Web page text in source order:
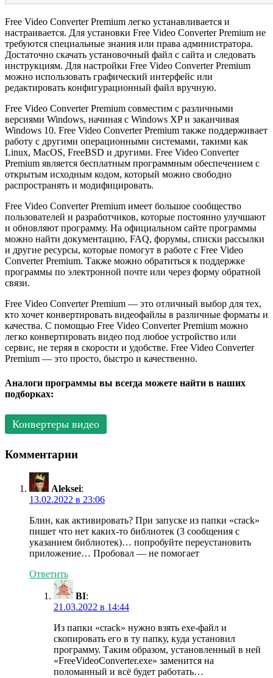
Free Video Converter Premium легко устанавливается и
настраивается. Для установки Free Video Converter Premium не
требуются специальные знания или права администратора.
Достаточно скачать установочный файл с сайта и следовать
инструкциям. Для настройки Free Video Converter Premium
можно использовать графический интерфейс или
редактировать конфигурационный файл вручную.
Free Video Converter Premium совместим с различными
версиями Windows, начиная с Windows XP и заканчивая
Windows 10. Free Video Converter Premium также поддерживает
работу с другими операционными системами, такими как
Linux, MacOS, FreeBSD и другими. Free Video Converter
Premium является бесплатным программным обеспечением с
открытым исходным кодом, который можно свободно
распространять и модифицировать.
Free Video Converter Premium имеет большое сообщество
пользователей и разработчиков, которые постоянно улучшают
и обновляют программу. На официальном сайте программы
можно найти документацию, FAQ, форумы, списки рассылки
и другие ресурсы, которые помогут в работе с Free Video
Converter Premium. Также можно обратиться к поддержке
программы по электронной почте или через форму обратной
связи.
Free Video Converter Premium — это отличный выбор для тех,
кто хочет конвертировать видеофайлы в различные форматы и
качества. С помощью Free Video Converter Premium можно
легко конвертировать видео под любое устройство или
сервис, не теряя в скорости и удобстве. Free Video Converter
Premium — это просто, быстро и качественно.
Аналоги программы вы всегда можете найти в наших
подборках:
Конвертеры видео
Комментарии
Aleksei:
13.02.2022 в 23:06
Блин, как активировать? При запуске из папки «crack»
пишет что нет каких-то библиотек (3 сообщения с
указанием библиотек)… попробуйте переустановить
приложение… Пробовал — не помогает
Ответить
BI:
21.03.2022 в 14:44
Из папки «crack» нужно взять ехе-файл и
скопировать его в ту папку, куда установил
программу. Таким образом, установленный в ней
«FreeVideoConverter.exe» заменится на
поломанный и всё будет работать…